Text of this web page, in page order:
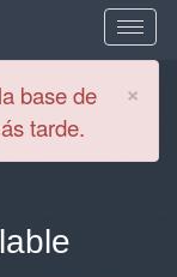
×
base de
tarde.